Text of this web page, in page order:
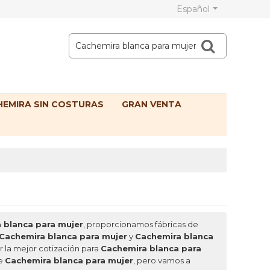
Español
SIN COSTURAS GRAN VENTA
blanca para mujer , proporcionamos fábricas de
blanca para mujery Cachemira blanca
la mejor cotización para Cachemira blanca para
Cachemira blanca para mujer , pero vamos a